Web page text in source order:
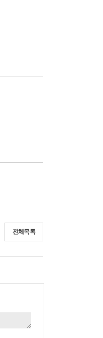
전체목록